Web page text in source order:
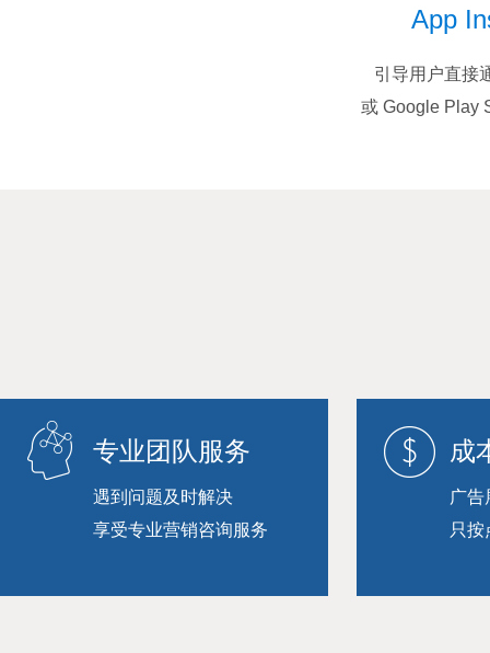
App
引导用户直接
或 Google Play
专业团队服务
遇到问题及时解决
享受专业营销咨询服务
成
广告
只